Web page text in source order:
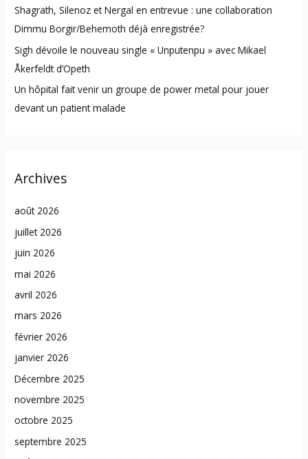
Shagrath, Silenoz et Nergal en entrevue : une collaboration
Dimmu Borgir/Behemoth déjà enregistrée?
Sigh dévoile le nouveau single « Unputenpu » avec Mikael
Åkerfeldt d’Opeth
Un hôpital fait venir un groupe de power metal pour jouer
devant un patient malade
Archives
août 2026
juillet 2026
juin 2026
mai 2026
avril 2026
mars 2026
février 2026
janvier 2026
Décembre 2025
novembre 2025
octobre 2025
septembre 2025